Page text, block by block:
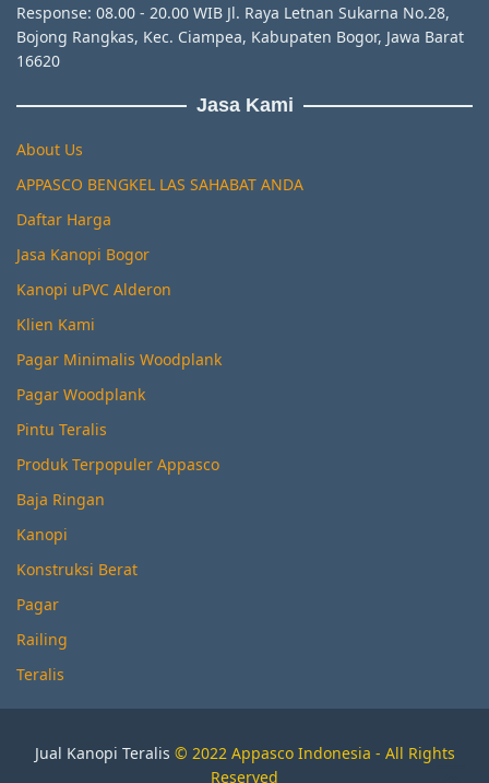
Response: 08.00 - 20.00 WIB Jl. Raya Letnan Sukarna No.28,
Bojong Rangkas, Kec. Ciampea, Kabupaten Bogor, Jawa Barat
16620
Jasa Kami
About Us
APPASCO BENGKEL LAS SAHABAT ANDA
Daftar Harga
Jasa Kanopi Bogor
Kanopi uPVC Alderon
Klien Kami
Pagar Minimalis Woodplank
Pagar Woodplank
Pintu Teralis
Produk Terpopuler Appasco
Baja Ringan
Kanopi
Konstruksi Berat
Pagar
Railing
Teralis
Jual Kanopi Teralis © 2022 Appasco Indonesia - All Rights
Reserved